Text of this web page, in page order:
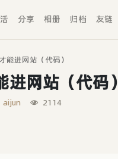
分享 相册 归档 友链
能进网站（代码）
网站（代码）
aijun 2114